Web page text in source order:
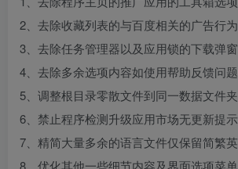
2、去除收藏列表的与百度相关的广告行为
3、去除任务管理器以及应用锁的下载弹窗
4、去除多余选项内容如使用帮助反馈问题
5、调整根目录零散文件到同一数据文件夹
6、禁止程序检测升级应用市场无更新提示
7、精简大量多余的语言文件仅保留简繁英
8、优化其他一些细节内容及界面选项菜单